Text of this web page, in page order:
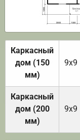
Каркасный
дом (150
мм)
9х9
Каркасный
дом (200
мм)
9х9